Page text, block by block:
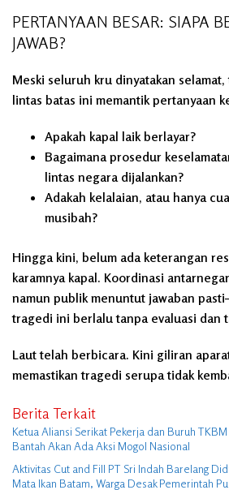
PERTANYAAN BESAR: SIAPA
JAWAB?
Meski seluruh kru dinyatakan
lintas batas ini memantik pertanyaan
Apakah kapal laik berlayar?
Bagaimana prosedur
lintas negara dijalankan?
Adakah kelalaian, atau hanya
musibah?
Hingga kini, belum ada keterangan
karamnya kapal. Koordinasi
namun publik menuntut jawaban
tragedi ini berlalu tanpa evaluasi dan
Laut telah berbicara. Kini giliran
memastikan tragedi serupa tidak
Berita Terkait
Ketua Aliansi Serikat Pekerja dan Buruh
Bantah Akan Ada Aksi Mogol Nasional
Aktivitas Cut and Fill PT Sri Indah Barelang
Mata Ikan Batam, Warga Desak Pemerintah